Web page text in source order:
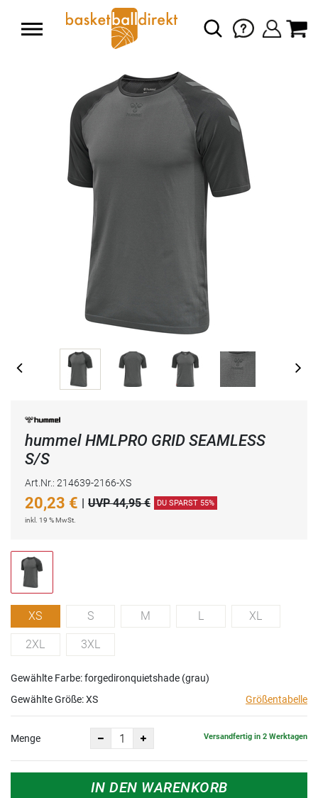
hummel HMLPRO GRID SEAMLESS
S/S
Art.Nr.: 214639-2166-XS
20,23 € | UVP 44,95 € DU SPARST 55%
inkl. 19 % MwSt.
XS S M L XL
2XL 3XL
Gewählte Farbe: forgedironquietshade (grau)
Gewählte Größe:XS Größentabelle
Menge Versandfertig in 2 Werktagen
IN DEN WARENKORB